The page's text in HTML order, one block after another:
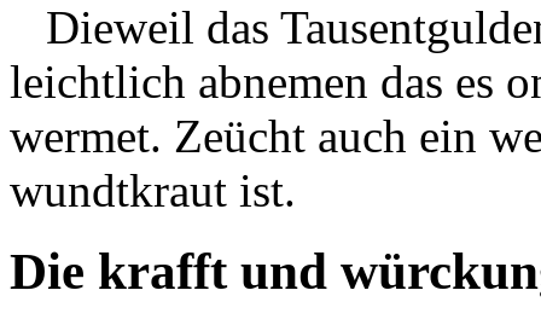
Dieweil das
leichtlich abnemen das es
wermet. Zeücht auch ein
wundtkraut ist.
Die krafft und